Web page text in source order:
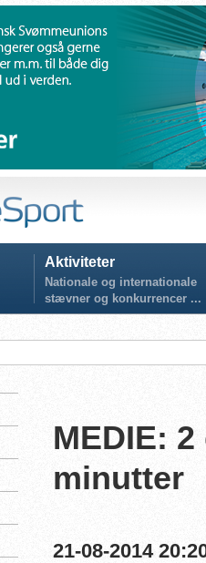
Aktiviteter
Nationale og internationale
stævner og konkurrencer ...
MEDIE:
minutter
21-08-2014